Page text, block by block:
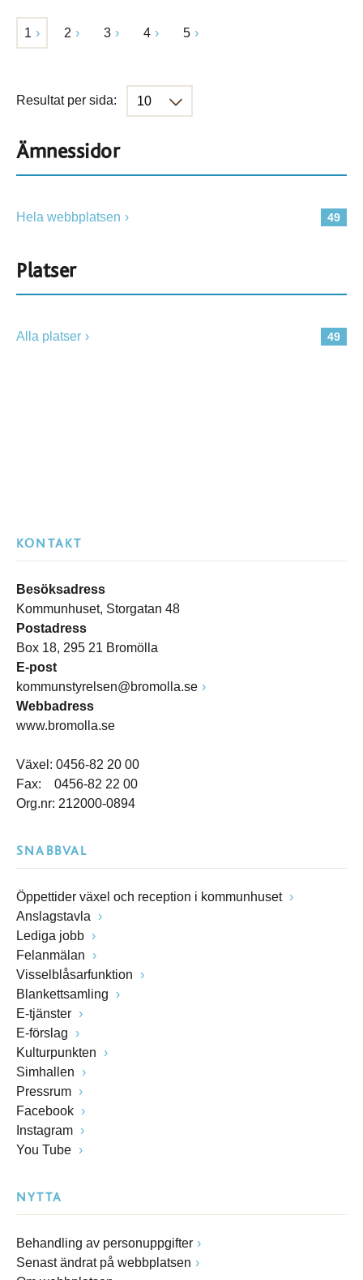
1 2 3 4 5
Resultat per sida:
Ämnessidor
49
Hela webbplatsen
Platser
49
Alla platser
KONTAKT
Besöksadress
Kommunhuset, Storgatan 48
Postadress
Box 18, 295 21 Bromölla
E-post
kommunstyrelsen@bromolla.se
Webbadress
www.bromolla.se
Växel: 0456-82 20 00
Fax: 0456-82 22 00
Org.nr: 212000-0894
SNABBVAL
Öppettider växel och reception i kommunhuset
Anslagstavla
Lediga jobb
Felanmälan
Visselblåsarfunktion
Blankettsamling
E-tjänster
E-förslag
Kulturpunkten
Simhallen
Pressrum
Facebook
Instagram
You Tube
NYTTA
Behandling av personuppgifter
Senast ändrat på webbplatsen